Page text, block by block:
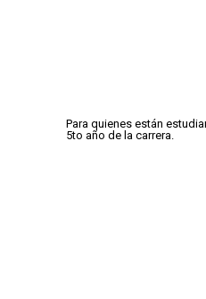
Para quienes están
5to año de la carrera.